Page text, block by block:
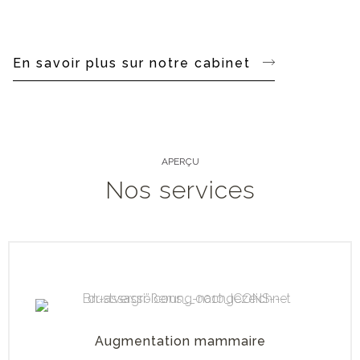
En savoir plus sur notre cabinet
APERÇU
Nos services
Augmentation mammaire